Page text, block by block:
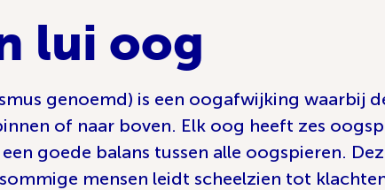
lui oog
genoemd) is een oogafwijking waarbij
of naar boven. Elk oog heeft zes
goede balans tussen alle oogspieren.
mensen leidt scheelzien tot